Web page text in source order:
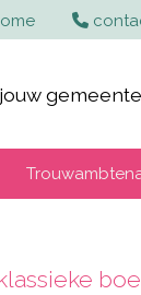
gemeente